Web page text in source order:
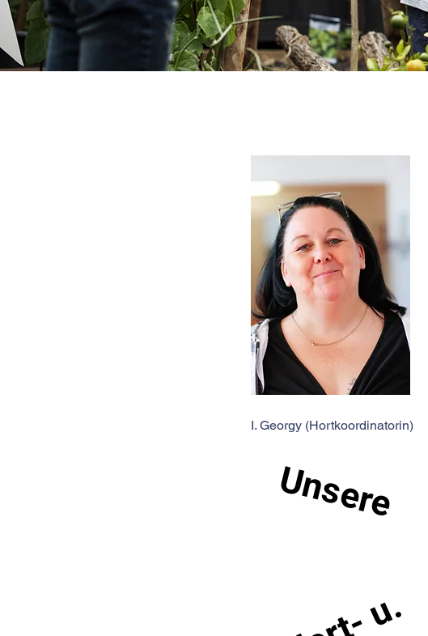
I. Georgy (Hortkoordinatorin)
Unsere